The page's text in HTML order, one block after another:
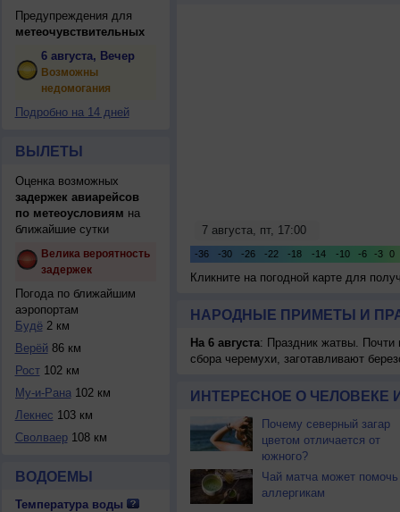
Предупреждения для
метеочувствительных
6 августа, Вечер
Возможны
недомогания
Подробно на 14 дней
ВЫЛЕТЫ
Оценка возможных
задержек авиарейсов
по метеоусловиям на
ближайшие сутки
Велика вероятность
задержек
Погода по ближайшим
аэропортам
Будё2 км
Верёй 86 км
Рост102 км
Му-и-Рана102 км
Лекнес 103 км
Сволваер108 км
ВОДОЕМЫ
Температура воды
Кликните на погодной карте для
НАРОДНЫЕ ПРИМЕТЫ И
На 6 августа: Праздник жатвы. Почти
сбора черемухи, заготавливают
ИНТЕРЕСНОЕ О ЧЕЛОВЕКЕ
Почему северный загар
цветом отличается от
южного?
Чай матча может помочь
аллергикам